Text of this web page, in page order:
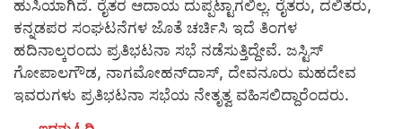
ಹುಸಿಯಾಗಿದೆ. ರೈತರ ಆದಾಯ ದುಪ್ಪಟ್ಟಾಗಲಿಲ್ಲ. ರೈತರು, ದಲಿತರು,
ಕನ್ನಡಪರ ಸಂಘಟನೆಗಳ ಜೊತೆ ಚರ್ಚಿಸಿ ಇದೆ ತಿಂಗಳ
ಹದಿನಾಲ್ಕರಂದು ಪ್ರತಿಭಟನಾ ಸಭೆ ನಡೆಸುತ್ತಿದ್ದೇವೆ. ಜಸ್ಟಿಸ್
ಗೋಪಾಲಗೌಡ, ನಾಗಮೋಹನ್‍ದಾಸ್, ದೇವನೂರು ಮಹದೇವ
ಇವರುಗಳು ಪ್ರತಿಭಟನಾ ಸಭೆಯ ನೇತೃತ್ವ ವಹಿಸಲಿದ್ದಾರೆಂದರು.